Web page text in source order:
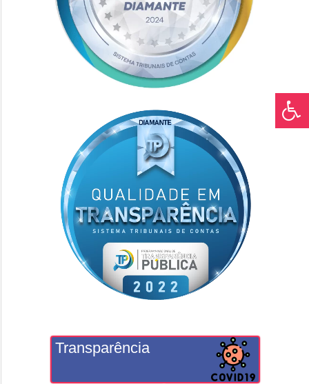
Transparência